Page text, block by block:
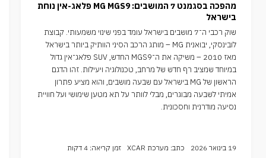
מהפכה בסגמנט 7 המושבים: MG MGS9 פלאג-אין נוחת
בישראל
שוק רכבי ה־7 מושבים בישראל עומד בפני שינוי משמעותי. קבוצת
לובינסקי, יבואנית MG – מותג הרכב הסיני הוותיק ביותר בישראל
מאז 2010 – משיקה את ה־MGS9 החדש, SUV פלאג־אין גדול
במיוחד שמציב רף חדש של מרחב, טכנולוגיה ויעילות. זהו הדגם
הראשון של MG בישראל עם שבעה מושבים, והוא מציע פתרון
אמיתי לשבעה מבוגרים, מבלי לוותר על תא מטען שימושי ועל חוויית
נסיעה מודרנית וחסכונית.
19 בינואר 2026 כתב: מערכת XCAR
זמן קריאה: 4 דקות